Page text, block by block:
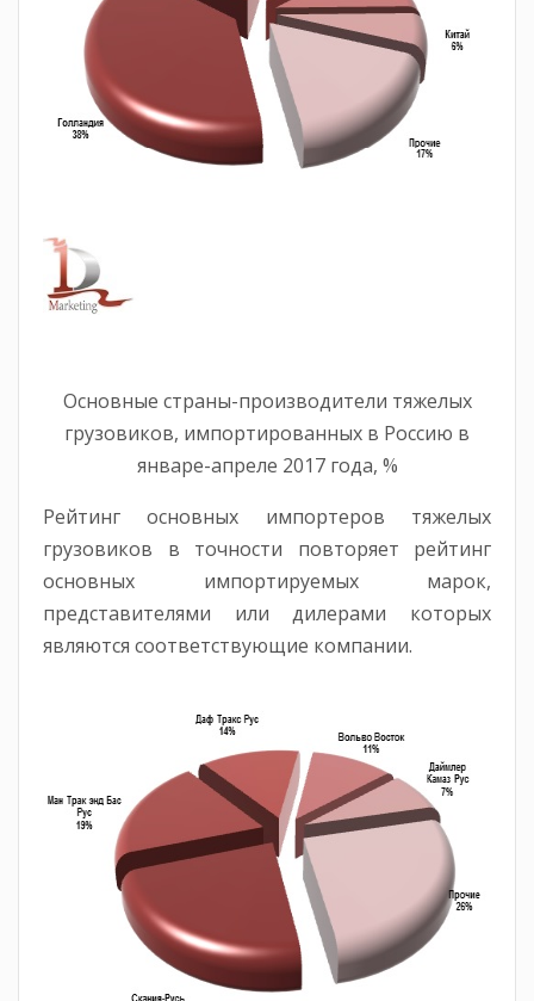
Основные страны-производители тяжелых
грузовиков, импортированных в Россию в
январе-апреле 2017 года, %
Рейтинг основных импортеров тяжелых
грузовиков в точности повторяет рейтинг
основных импортируемых марок,
представителями или дилерами которых
являются соответствующие компании.